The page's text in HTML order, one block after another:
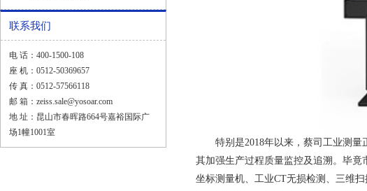
联系我们
电 话：400-1500-108
座 机：0512-50369657
传 真：0512-57566118
邮 箱：zeiss.sale@yosoar.com
地 址：昆山市春晖路664号嘉裕国际广
场1幢1001室
特别是2018年以来，蔡司工业测量
其加强生产过程质量监控及追溯。毕
坐标测量机、工业CT无损检测、三维